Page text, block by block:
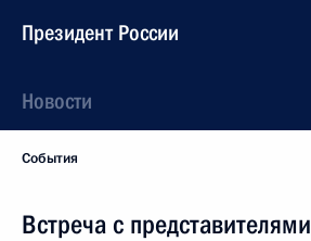
Президент России
Новости
События
Встреча с представителями